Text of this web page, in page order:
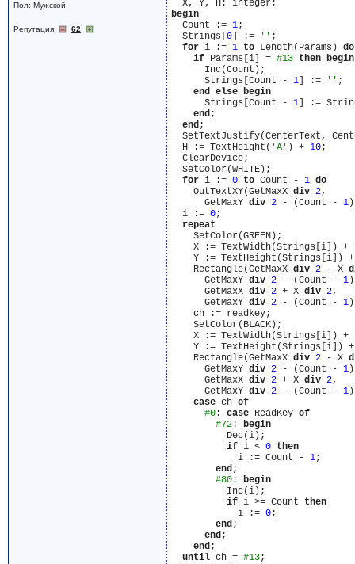
Пол: Мужской
Репутация: 62
begin
  Count :=
1;
  Strings[
0] := '' ;
for i := 1 to Length(Params) do
if Params[i] = #13 then begin
      Inc(Count);
      Strings[Count -
1] := '' ;
end else begin
      Strings[Count -
1] :=
end;
end;
SetTextJustify(CenterText,
  H := TextHeight(
'A' ) + 10;
  ClearDevice;
  SetColor(WHITE);
for i := 0 to Count - 1 do
    OutTextXY(GetMaxX
div 2,
      GetMaxY
div 2 - (Count - 1
  i :=
0;
repeat
    SetColor(GREEN);
    X := TextWidth(Strings[i]) +
Y := TextHeight(Strings[i])
    Rectangle(GetMaxX
div 2 - X
      GetMaxY
div 2 - (Count - 1
      GetMaxX
div 2 + X div 2,
      GetMaxY
div 2 - (Count - 1
    ch := readkey;
    SetColor(BLACK);
    X := TextWidth(Strings[i]) +
Y := TextHeight(Strings[i])
    Rectangle(GetMaxX
div 2 - X
      GetMaxY
div 2 - (Count - 1
      GetMaxX
div 2 + X div 2,
      GetMaxY
div 2 - (Count - 1
case ch of
#0: case ReadKey of
#72: begin
          Dec(i);
if i < 0 then
            i := Count -
1;
end;
#80: begin
          Inc(i);
if i >= Count then
            i :=
0;
end;
end;
end;
until ch = #13;